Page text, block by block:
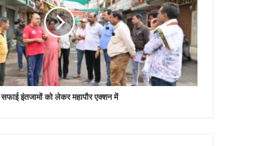
सफाई इंतजामों को लेकर महापौर एक्शन में